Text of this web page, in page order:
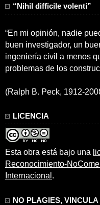
“Nihil difficile volenti”
“En mi opinión, nadie
buen investigador, un
ingeniería civil a menos
problemas de los
(Ralph B. Peck, 1912-
LICENCIA
Esta obra está bajo una
Reconocimiento-
Internacional .
NO PLAGIES, VINCULA